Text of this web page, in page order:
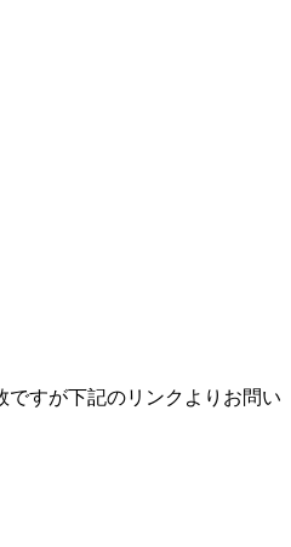
ですが下記のリンクよりお問い